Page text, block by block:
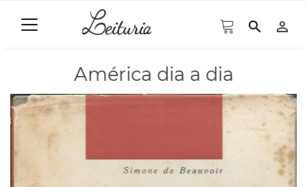
search person_outline
América dia a dia